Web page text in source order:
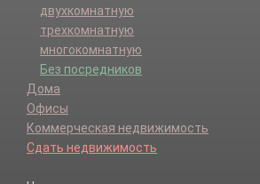
двухкомнатную
трехкомнатную
многокомнатную
Без посредников
Дома
Офисы
Коммерческая недвижимость
Сдать недвижимость